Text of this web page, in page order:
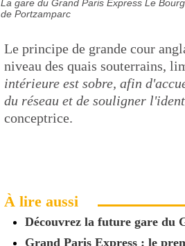
La gare du Grand Paris Express Le
de Portzamparc
Le principe de grande cour
niveau des quais souterrains,
intérieure est sobre, afin
du réseau et de souligner
conceptrice.
À lire aussi
Découvrez la future gare du
Grand Paris Express : le